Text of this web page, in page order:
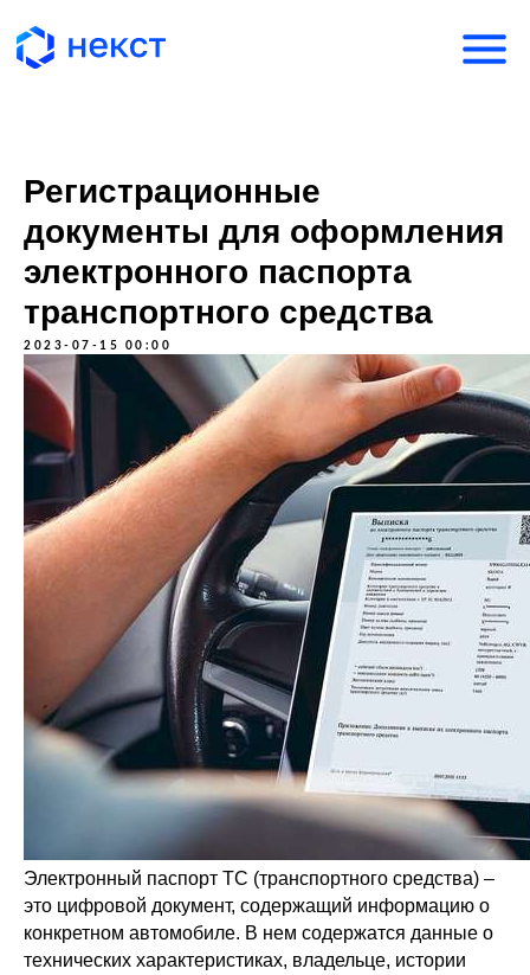
Регистрационные
документы для оформления
электронного паспорта
транспортного средства
2023-07-15 00:00
Электронный паспорт ТС (транспортного средства) –
это цифровой документ, содержащий информацию о
конкретном автомобиле. В нем содержатся данные о
технических характеристиках, владельце, истории